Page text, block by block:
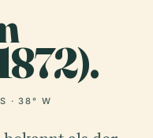
· 38° W